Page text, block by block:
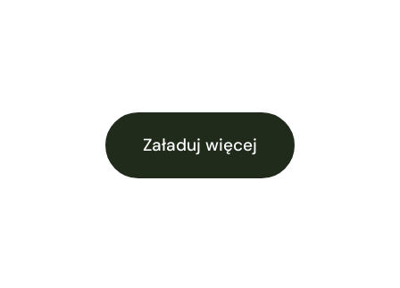
Załaduj więcej